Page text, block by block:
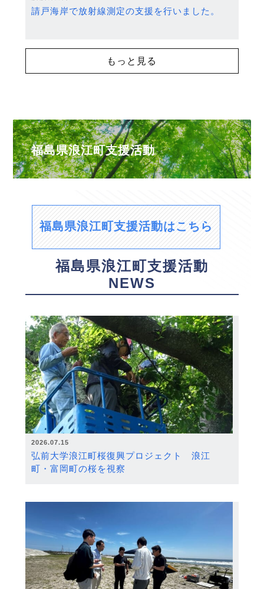
請戸海岸で放射線測定の支援を行いました。
もっと見る
福島県浪江町支援活動
福島県浪江町支援活動はこちら
福島県浪江町支援活動
NEWS
2026.07.15
弘前大学浪江町桜復興プロジェクト 浪江
町・富岡町の桜を視察